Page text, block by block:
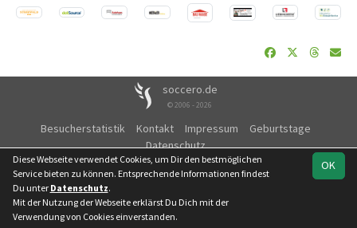
soccero.de
© 2006 - 2026
Besucherstatistik Kontakt Impressum
Geburtstage
Datenschutz
OK
Diese Webseite verwendet Cookies, um Dir den bestmöglichen
Service bieten zu können. Entsprechende Informationen findest
Du unter Datenschutz.
Mit der Nutzung der Webseite erklärst Du Dich mit der
Verwendung von Cookies einverstanden.